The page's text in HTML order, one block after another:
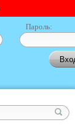
Пароль: